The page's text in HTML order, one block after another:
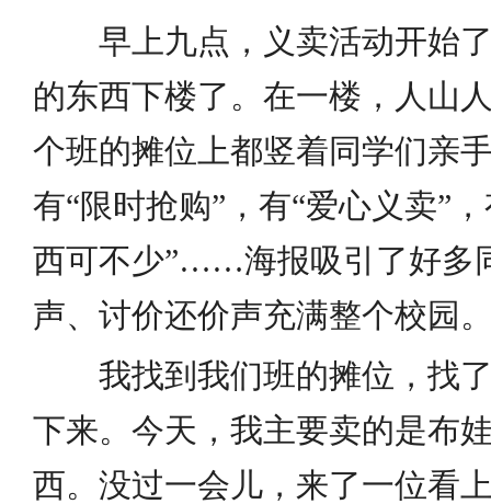
早上九点，义卖活动开始了
的东西下楼了。在一楼，人山
个班的摊位上都竖着同学们亲
有“限时抢购”，有“爱心义卖”
西可不少”……海报吸引了好多
声、讨价还价声充满整个校园
我找到我们班的摊位，找了
下来。今天，我主要卖的是布
西。没过一会儿，来了一位看